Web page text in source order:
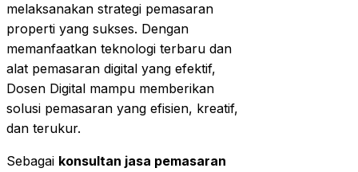
melaksanakan strategi pemasaran
properti yang sukses. Dengan
memanfaatkan teknologi terbaru dan
alat pemasaran digital yang efektif,
Dosen Digital mampu memberikan
solusi pemasaran yang efisien, kreatif,
dan terukur.
Sebagai konsultan jasa pemasaran